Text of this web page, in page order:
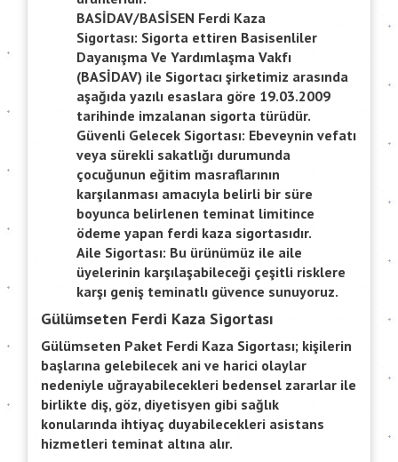
BASİDAV/BASİSEN Ferdi Kaza
Sigortası: Sigorta ettiren Basisenliler
Dayanışma Ve Yardımlaşma Vakfı
(BASİDAV) ile Sigortacı şirketimiz arasında
aşağıda yazılı esaslara göre 19.03.2009
tarihinde imzalanan sigorta türüdür.
Güvenli Gelecek Sigortası: Ebeveynin vefatı
veya sürekli sakatlığı durumunda
çocuğunun eğitim masraflarının
karşılanması amacıyla belirli bir süre
boyunca belirlenen teminat limitince
ödeme yapan ferdi kaza sigortasıdır.
Aile Sigortası: Bu ürünümüz ile aile
üyelerinin karşılaşabileceği çeşitli risklere
karşı geniş teminatlı güvence sunuyoruz.
Gülümseten Ferdi Kaza Sigortası
Gülümseten Paket Ferdi Kaza Sigortası; kişilerin
başlarına gelebilecek ani ve harici olaylar
nedeniyle uğrayabilecekleri bedensel zararlar ile
birlikte diş, göz, diyetisyen gibi sağlık
konularında ihtiyaç duyabilecekleri asistans
hizmetleri teminat altına alır.